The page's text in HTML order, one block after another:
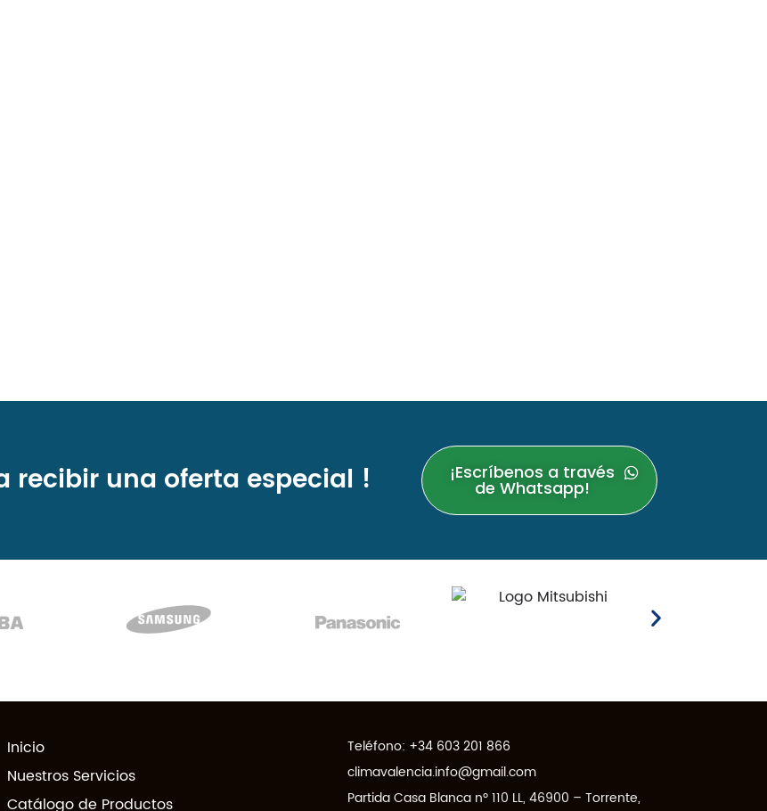
recibir una oferta especial ! ¡Escríbenos a través
de Whatsapp!
Inicio
Nuestros Servicios
Catálogo de Productos
Teléfono: +34 603 201 866
climavalencia.info@gmail.com
Partida Casa Blanca nº 110 LL, 46900 – Torrente,